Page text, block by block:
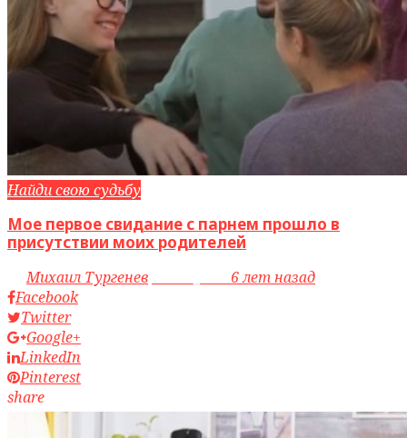
Найди свою судьбу
Мое первое свидание с парнем прошло в
присутствии моих родителей
byМихаил Тургенев
6 лет назад
Facebook
Twitter
Google+
LinkedIn
Pinterest
share